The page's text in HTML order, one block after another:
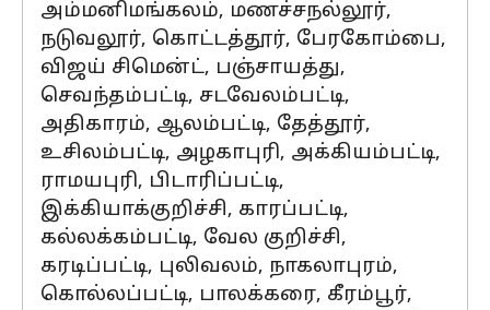
அம்மனிமங்கலம், மணச்சநல்லூர்,
நடுவலூர், கொட்டத்தூர், பேரகோம்பை,
விஜய் சிமென்ட், பஞ்சாயத்து,
செவந்தம்பட்டி, சடவேலம்பட்டி,
அதிகாரம், ஆலம்பட்டி, தேத்தூர்,
உசிலம்பட்டி, அழகாபுரி, அக்கியம்பட்டி,
ராமயபுரி, பிடாரிப்பட்டி,
இக்கியாக்குறிச்சி, காரப்பட்டி,
கல்லக்கம்பட்டி, வேல குறிச்சி,
கரடிப்பட்டி, புலிவலம், நாகலாபுரம்,
கொல்லப்பட்டி, பாலக்கரை, கீரம்பூர்,